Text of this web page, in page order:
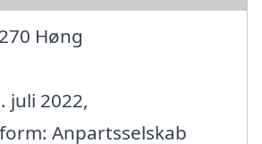
Høng
juli 2022,
Anpartsselskab